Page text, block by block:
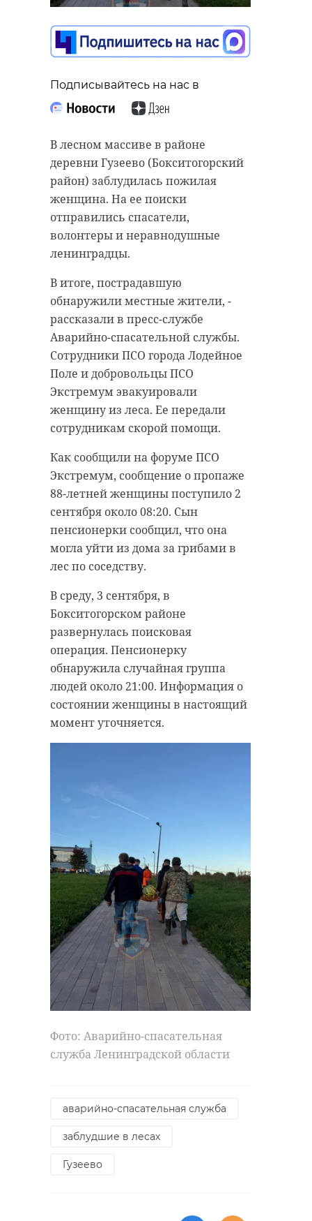
Подписывайтесь на нас в
В лесном массиве в районе
деревни Гузеево (Бокситогорский
район) заблудилась пожилая
женщина. На ее поиски
отправились спасатели,
волонтеры и неравнодушные
ленинградцы.
В итоге, пострадавшую
обнаружили местные жители, -
рассказали в пресс-службе
Аварийно-спасательной службы.
Сотрудники ПСО города Лодейное
Поле и добровольцы ПСО
Экстремум эвакуировали
женщину из леса. Ее передали
сотрудникам скорой помощи.
Как сообщили на форуме ПСО
Экстремум, сообщение о пропаже
88-летней женщины поступило 2
сентября около 08:20. Сын
пенсионерки сообщил, что она
могла уйти из дома за грибами в
лес по соседству.
В среду, 3 сентября, в
Бокситогорском районе
развернулась поисковая
операция. Пенсионерку
обнаружила случайная группа
людей около 21:00. Информация о
состоянии женщины в настоящий
момент уточняется.
Фото: Аварийно-спасательная
служба Ленинградской области
аварийно-спасательная служба
заблудшие в лесах
Гузеево